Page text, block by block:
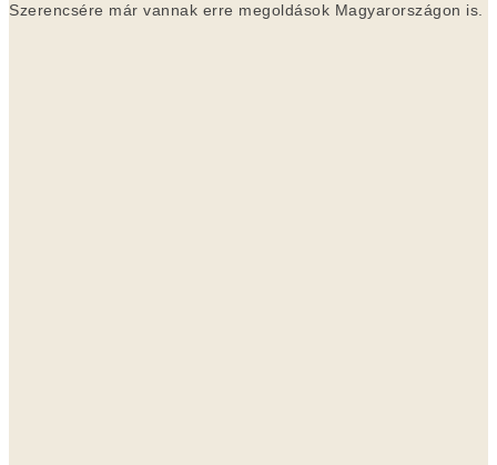
Szerencsére már vannak erre megoldások Magyarországon is.